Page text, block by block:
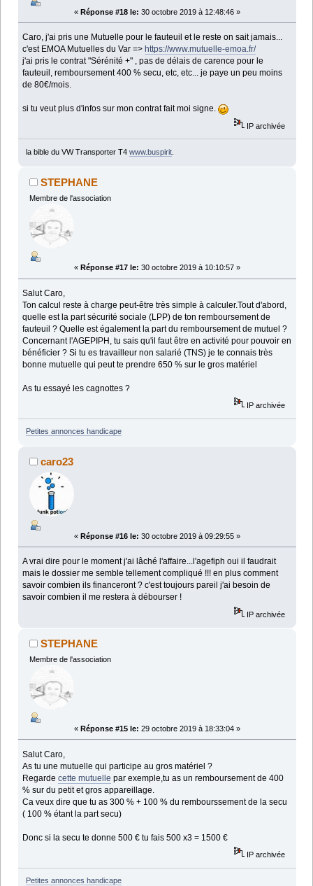
« Réponse #18 le: 30 octobre 2019 à 12:48:46 »
Caro, j'ai pris une Mutuelle pour le fauteuil et le reste on sait jamais...
c'est EMOA Mutuelles du Var => https://www.mutuelle-emoa.fr/
j'ai pris le contrat "Sérénité +" , pas de délais de carence pour le
fauteuil, remboursement 400 % secu, etc, etc... je paye un peu moins
de 80€/mois.
si tu veut plus d'infos sur mon contrat fait moi signe.
IP archivée
la bible du VW Transporter T4 www.buspirit.
STEPHANE
Membre de l'association
« Réponse #17 le: 30 octobre 2019 à 10:10:57 »
Salut Caro,
Ton calcul reste à charge peut-être très simple à calculer.Tout d'abord,
quelle est la part sécurité sociale (LPP) de ton remboursement de
fauteuil ? Quelle est également la part du remboursement de mutuel ?
Concernant l'AGEPIPH, tu sais qu'il faut être en activité pour pouvoir en
bénéficier ? Si tu es travailleur non salarié (TNS) je te connais très
bonne mutuelle qui peut te prendre 650 % sur le gros matériel
As tu essayé les cagnottes ?
IP archivée
Petites annonces handicape
caro23
« Réponse #16 le: 30 octobre 2019 à 09:29:55 »
A vrai dire pour le moment j'ai lâché l'affaire...l'agefiph oui il faudrait
mais le dossier me semble tellement compliqué !!! en plus comment
savoir combien ils financeront ? c'est toujours pareil j'ai besoin de
savoir combien il me restera à débourser !
IP archivée
STEPHANE
Membre de l'association
« Réponse #15 le: 29 octobre 2019 à 18:33:04 »
Salut Caro,
As tu une mutuelle qui participe au gros matériel ?
Regardecette mutuelle par exemple,tu as un remboursement de 400
% sur du petit et gros appareillage.
Ca veux dire que tu as 300 % + 100 % du rembourssement de la secu
( 100 % étant la part secu)
Donc si la secu te donne 500 € tu fais 500 x3 = 1500 €
IP archivée
Petites annonces handicape